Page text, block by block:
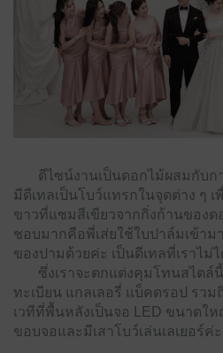
ดีไซน์งานเป็นดอกไม้ผสมกับก
มีดีเทลเป็นโบว์แทรกในจุดต่าง ๆ
ขาวที่แซมสีเขียวจากกิ่งก้านของ
ชอบมากคือพี่เส่ยใช้ใบปาล์มเข้าม
ของปามด้วยค่ะ เป็นดีเทลที่เราไม่
ซึ่งเราจะตกแต่งคุมโทนสไตล์นี้
ทะเบียน แกลเลอรี่ แบ็คดรอป รว
เวทีที่พื้นหลังเป็นจอ LED ขนาดใ
ขอบจอและมีเสาโบว์เล่นเลเยอร์ค่ะ